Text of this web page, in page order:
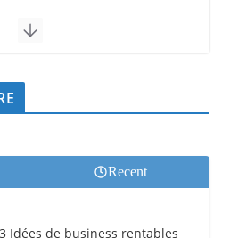
Recent
Idées de business rentables